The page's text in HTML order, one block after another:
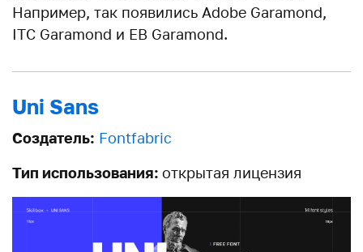
Например, так появились Adobe Garamond,
ITC Garamond и EB Garamond.
Uni Sans
Создатель: Fontfabric
Тип использования: открытая лицензия